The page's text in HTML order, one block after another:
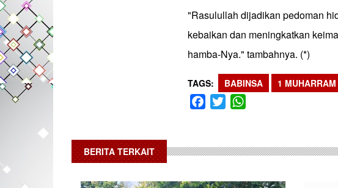
"Rasulullah dijadikan pedoman
kebaikan dan meningkatkan
hamba-Nya." tambahnya. (*)
TAGS BABINSA 1 MUHARRAM
Facebook
Twitter
BERITA TERKAIT